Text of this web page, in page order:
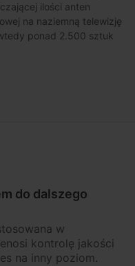
ilości anten
na naziemną telewizję
ponad 2.500 sztuk
do dalszego
w
kontrolę jakości
na inny poziom.